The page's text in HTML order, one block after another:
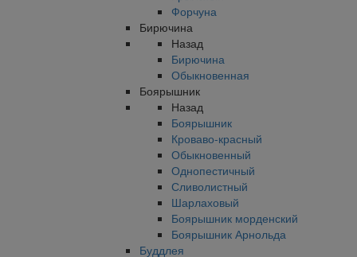
Форчуна
Бирючина
Назад
Бирючина
Обыкновенная
Боярышник
Назад
Боярышник
Кроваво-красный
Обыкновенный
Однопестичный
Сливолистный
Шарлаховый
Боярышник морденский
Боярышник Арнольда
Буддлея